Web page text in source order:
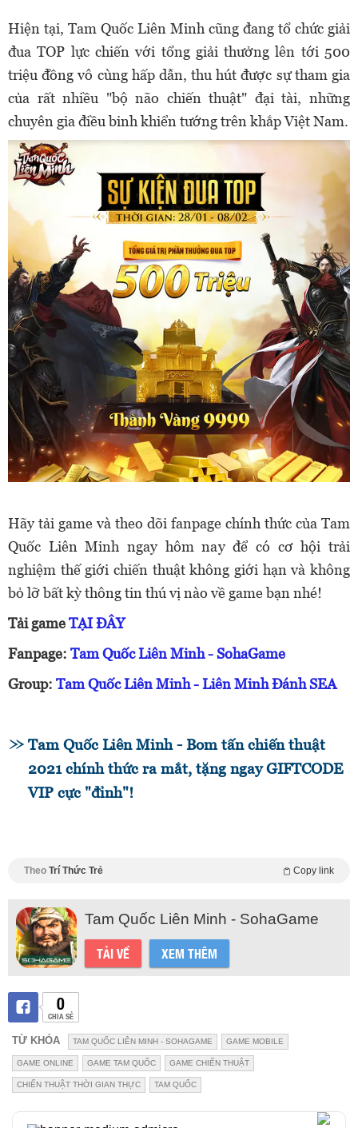
Hiện tại, Tam Quốc Liên Minh cũng đang tổ chức giải
đua TOP lực chiến với tổng giải thưởng lên tới 500
triệu đồng vô cùng hấp dẫn, thu hút được sự tham gia
của rất nhiều "bộ não chiến thuật" đại tài, những
chuyên gia điều binh khiển tướng trên khắp Việt Nam.
Hãy tải game và theo dõi fanpage chính thức của Tam
Quốc Liên Minh ngay hôm nay để có cơ hội trải
nghiệm thế giới chiến thuật không giới hạn và không
bỏ lỡ bất kỳ thông tin thú vị nào về game bạn nhé!
Tải gameTẠI ĐÂY
Fanpage: Tam Quốc Liên Minh - SohaGame
Group: Tam Quốc Liên Minh - Liên Minh Đánh SEA
Tam Quốc Liên Minh - Bom tấn chiến thuật
2021 chính thức ra mắt, tặng ngay GIFTCODE
VIP cực "đỉnh"!
Theo Trí Thức Trẻ Copy link
Tam Quốc Liên Minh - SohaGame
TẢI VỀ XEM THÊM
0
CHIA SẺ
TỪ KHÓA TAM QUỐC LIÊN MINH - SOHAGAME GAME MOBILE
GAME ONLINE GAME TAM QUỐC GAME CHIẾN THUẬT
CHIẾN THUẬT THỜI GIAN THỰC TAM QUỐC